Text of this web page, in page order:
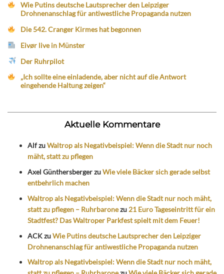
Wie Putins deutsche Lautsprecher den Leipziger
Drohnenanschlag für antiwestliche Propaganda nutzen
Die 542. Cranger Kirmes hat begonnen
Eivør live in Münster
Der Ruhrpilot
„Ich sollte eine einladende, aber nicht auf die Antwort
eingehende Haltung zeigen“
Aktuelle Kommentare
AlfzuWaltrop als Negativbeispiel: Wenn die Stadt nur noch
mäht, statt zu pflegen
Axel GünthersbergerzuWie viele Bäcker sich gerade selbst
entbehrlich machen
Waltrop als Negativbeispiel: Wenn die Stadt nur noch mäht,
statt zu pflegen – Ruhrbaronezu 21 Euro Tageseintritt für ein
Stadtfest? Das Waltroper Parkfest spielt mit dem Feuer!
ACKzuWie Putins deutsche Lautsprecher den Leipziger
Drohnenanschlag für antiwestliche Propaganda nutzen
Waltrop als Negativbeispiel: Wenn die Stadt nur noch mäht,